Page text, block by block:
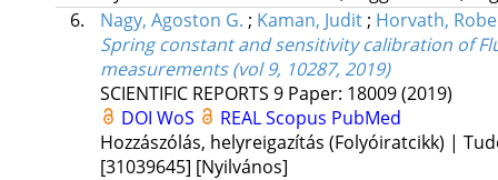
6.
Nagy, Agoston G. ; Kaman, Judit ; Horvath,
Spring constant and sensitivity calibration of
measurements (vol 9, 10287, 2019)
SCIENTIFIC REPORTS 9 Paper: 18009(2019)
DOI WoS REALScopus PubMed
Hozzászólás, helyreigazítás (Folyóiratcikk) |
[31039645] [Nyilvános]